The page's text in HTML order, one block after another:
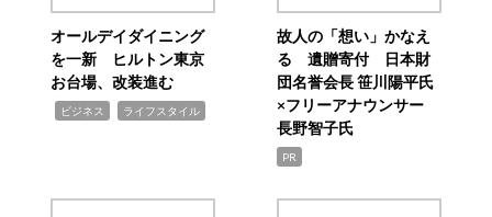
オールデイダイニング
を一新 ヒルトン東京
お台場、改装進む
ビジネス ライフスタイル
故人の「想い」かなえ
る 遺贈寄付 日本財
団名誉会長 笹川陽平氏
×フリーアナウンサー
長野智子氏
PR